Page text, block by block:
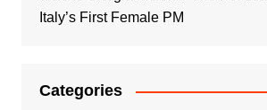
Italy’s First Female PM
Categories